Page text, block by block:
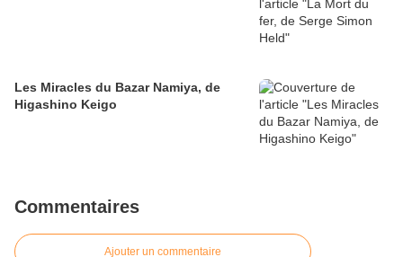
Les Miracles du Bazar Namiya, de
Higashino Keigo
Commentaires
Ajouter un commentaire